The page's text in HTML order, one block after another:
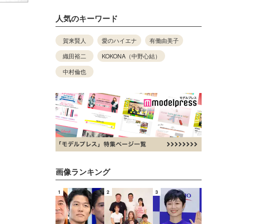
人気のキーワード
賀来賢人 愛のハイエナ
有働由美子
織田裕二
KOKONA（中野心結）
中村倫也
画像ランキング
1 2 3